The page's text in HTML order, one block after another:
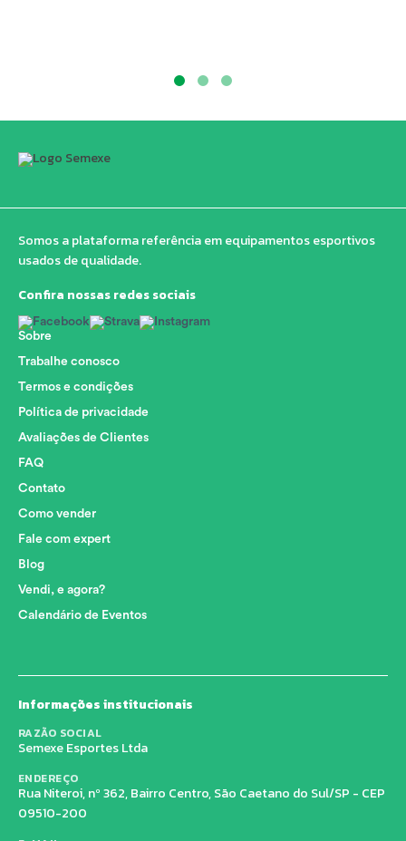
Somos a plataforma referência em equipamentos esportivos
usados de qualidade.
Confira nossas redes sociais
Sobre
Trabalhe conosco
Termos e condições
Política de privacidade
Avaliações de Clientes
FAQ
Contato
Como vender
Fale com expert
Blog
Vendi, e agora?
Calendário de Eventos
Informações institucionais
RAZÃO SOCIAL
Semexe Esportes Ltda
ENDEREÇO
Rua Niteroi, nº 362, Bairro Centro, São Caetano do Sul/SP - CEP
09510-200